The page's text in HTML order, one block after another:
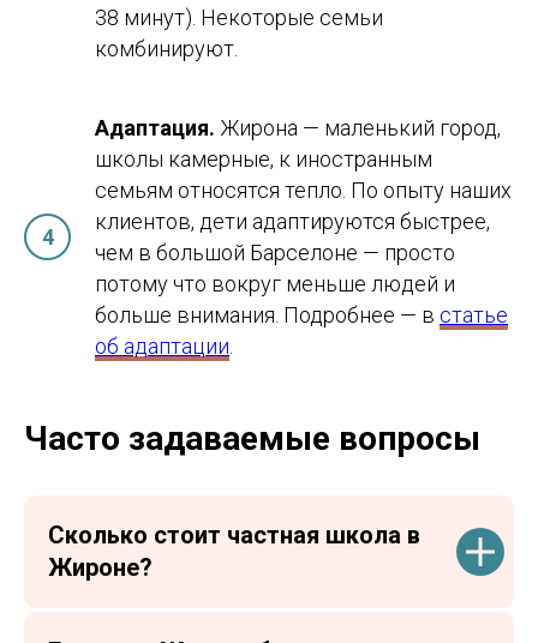
38 минут). Некоторые семьи
комбинируют.
Адаптация. Жирона — маленький город,
школы камерные, к иностранным
семьям относятся тепло. По опыту наших
клиентов, дети адаптируются быстрее,
чем в большой Барселоне — просто
потому что вокруг меньше людей и
больше внимания. Подробнее — в статье
об адаптации
Часто задаваемые вопросы
Сколько стоит частная школа в
Жироне?